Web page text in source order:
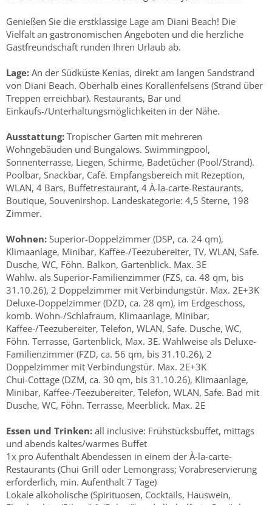
Genießen Sie die erstklassige Lage am Diani Beach! Die
Vielfalt an gastronomischen Angeboten und die herzliche
Gastfreundschaft runden Ihren Urlaub ab.
Lage: An der Südküste Kenias, direkt am langen Sandstrand
von Diani Beach. Oberhalb eines Korallenfelsens (Strand über
Treppen erreichbar). Restaurants, Bar und
Einkaufs-/Unterhaltungsmöglichkeiten in der Nähe.
Ausstattung: Tropischer Garten mit mehreren
Wohngebäuden und Bungalows. Swimmingpool,
Sonnenterrasse, Liegen, Schirme, Badetücher (Pool/Strand).
Poolbar, Snackbar, Café. Empfangsbereich mit Rezeption,
WLAN, 4 Bars, Buffetrestaurant, 4 À-la-carte-Restaurants,
Boutique, Souvenirshop. Landeskategorie: 4,5 Sterne, 198
Zimmer.
Wohnen: Superior-Doppelzimmer (DSP, ca. 24 qm),
Klimaanlage, Minibar, Kaffee-/Teezubereiter, TV, WLAN, Safe.
Dusche, WC, Föhn. Balkon, Gartenblick. Max. 3E
Wahlw. als Superior-Familienzimmer (FZS, ca. 48 qm, bis
31.10.26), 2 Doppelzimmer mit Verbindungstür. Max. 2E+3K
Deluxe-Doppelzimmer (DZD, ca. 28 qm), im Erdgeschoss,
komb. Wohn-/Schlafraum, Klimaanlage, Minibar,
Kaffee-/Teezubereiter, Telefon, WLAN, Safe. Dusche, WC,
Föhn. Terrasse, Gartenblick, Max. 3E. Wahlweise als Deluxe-
Familienzimmer (FZD, ca. 56 qm, bis 31.10.26), 2
Doppelzimmer mit Verbindungstür. Max. 2E+3K
Chui-Cottage (DZM, ca. 30 qm, bis 31.10.26), Klimaanlage,
Minibar, Kaffee-/Teezubereiter, Telefon, WLAN, Safe. Bad mit
Dusche, WC, Föhn. Terrasse, Meerblick. Max. 2E
Essen und Trinken: all inclusive: Frühstücksbuffet, mittags
und abends kaltes/warmes Buffet
1x pro Aufenthalt Abendessen in einem der À-la-carte-
Restaurants (Chui Grill oder Lemongrass; Vorabreservierung
erforderlich, min. Aufenthalt 7 Tage)
Lokale alkoholische (Spirituosen, Cocktails, Hauswein,